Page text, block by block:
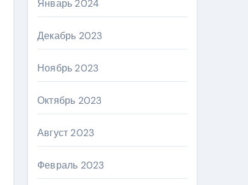
Январь 2024
Декабрь 2023
Ноябрь 2023
Октябрь 2023
Август 2023
Февраль 2023